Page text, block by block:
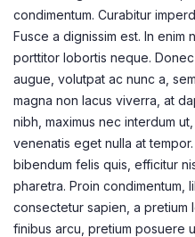
condimentum. Curabitur
Fusce a dignissim est. In enim
porttitor lobortis neque.
augue, volutpat ac nunc a,
magna non lacus viverra, at
nibh, maximus nec interdum
venenatis eget nulla at
bibendum felis quis, efficitur
pharetra. Proin condimentum,
consectetur sapien, a pretium
finibus arcu, pretium posuere